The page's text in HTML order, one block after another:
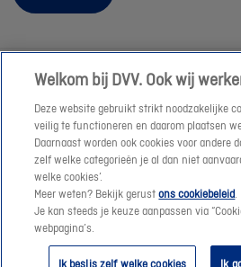
Wettelijke informatie
Duurzaamheid
Sitemap
Onze consulenten
Jobs
Cookies
Welkom bij DVV. Ook wij
Deze website gebruikt strikt noodzakelijke
veilig te functioneren en daarom plaatsen
Daarnaast worden ook cookies voor andere
zelf welke categorieën je al dan niet
welke cookies’.
Meer weten? Bekijk gerustons cookiebeleid.
Je kan steeds je keuze aanpassen via
webpagina’s.
Ik beslis zelf welke cookies Ik